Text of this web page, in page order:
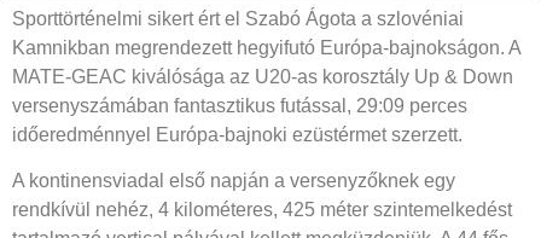
Sporttörténelmi sikert ért el Szabó Ágota a szlovéniai
Kamnikban megrendezett hegyifutó Európa-bajnokságon. A
MATE-GEAC kiválósága az U20-as korosztály Up & Down
versenyszámában fantasztikus futással, 29:09 perces
időeredménnyel Európa-bajnoki ezüstérmet szerzett.
A kontinensviadal első napján a versenyzőknek egy
rendkívül nehéz, 4 kilométeres, 425 méter szintemelkedést